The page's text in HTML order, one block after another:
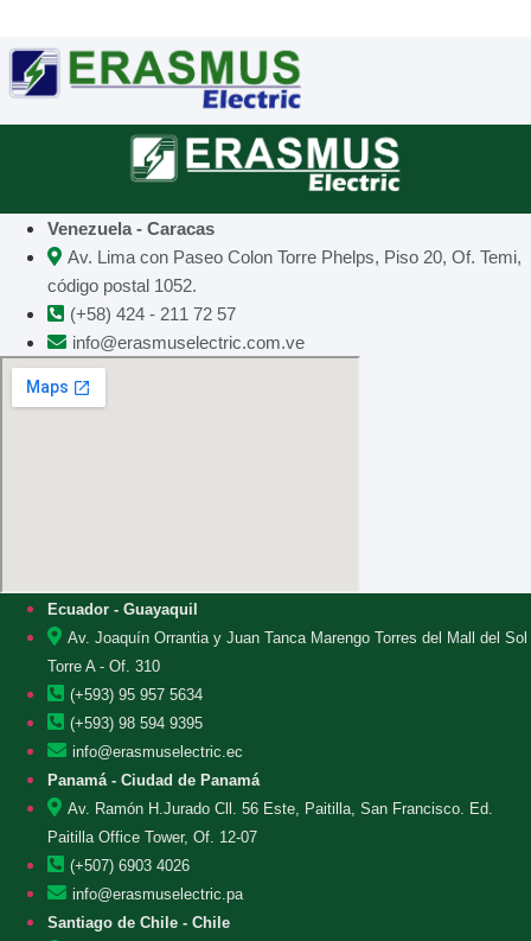
Venezuela - Caracas
Av. Lima con Paseo Colon Torre Phelps, Piso 20, Of. Temi,
código postal 1052.
(+58) 424 - 211 72 57
info@erasmuselectric.com.ve
Ecuador - Guayaquil
Av. Joaquín Orrantia y Juan Tanca Marengo Torres del Mall del Sol
Torre A - Of. 310
(+593) 95 957 5634
(+593) 98 594 9395
info@erasmuselectric.ec
Panamá - Ciudad de Panamá
Av. Ramón H.Jurado Cll. 56 Este, Paitilla, San Francisco. Ed.
Paitilla Office Tower, Of. 12-07
(+507) 6903 4026
info@erasmuselectric.pa
Santiago de Chile - Chile